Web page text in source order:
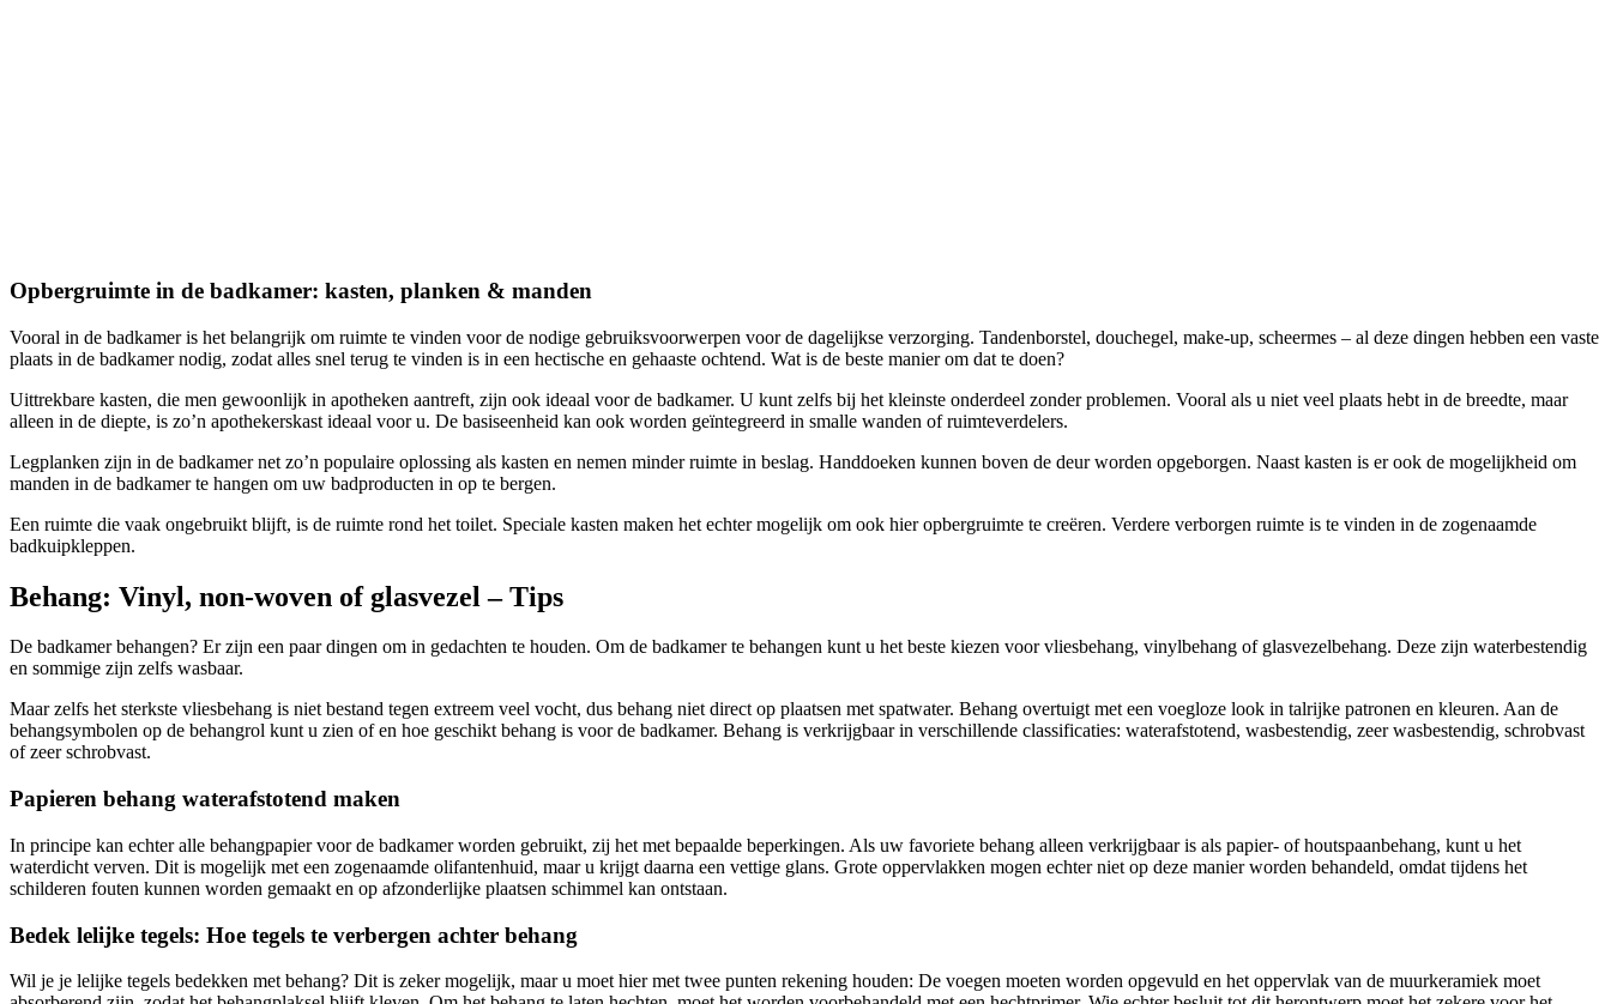
Opbergruimte in de badkamer: kasten, planken & manden
Vooral in de badkamer is het belangrijk om ruimte te vinden voor de nodige gebruiksvoorwerpen voor de dagelijkse verzorging. Tandenborstel, douchegel, make-up, scheermes – al deze dingen hebben een vaste
plaats in de badkamer nodig, zodat alles snel terug te vinden is in een hectische en gehaaste ochtend. Wat is de beste manier om dat te doen?
Uittrekbare kasten, die men gewoonlijk in apotheken aantreft, zijn ook ideaal voor de badkamer. U kunt zelfs bij het kleinste onderdeel zonder problemen. Vooral als u niet veel plaats hebt in de breedte, maar
alleen in de diepte, is zo’n apothekerskast ideaal voor u. De basiseenheid kan ook worden geïntegreerd in smalle wanden of ruimteverdelers.
Legplanken zijn in de badkamer net zo’n populaire oplossing als kasten en nemen minder ruimte in beslag. Handdoeken kunnen boven de deur worden opgeborgen. Naast kasten is er ook de mogelijkheid om
manden in de badkamer te hangen om uw badproducten in op te bergen.
Een ruimte die vaak ongebruikt blijft, is de ruimte rond het toilet. Speciale kasten maken het echter mogelijk om ook hier opbergruimte te creëren. Verdere verborgen ruimte is te vinden in de zogenaamde
badkuipkleppen.
Behang: Vinyl, non-woven of glasvezel – Tips
De badkamer behangen? Er zijn een paar dingen om in gedachten te houden. Om de badkamer te behangen kunt u het beste kiezen voor vliesbehang, vinylbehang of glasvezelbehang. Deze zijn waterbestendig
en sommige zijn zelfs wasbaar.
Maar zelfs het sterkste vliesbehang is niet bestand tegen extreem veel vocht, dus behang niet direct op plaatsen met spatwater. Behang overtuigt met een voegloze look in talrijke patronen en kleuren. Aan de
behangsymbolen op de behangrol kunt u zien of en hoe geschikt behang is voor de badkamer. Behang is verkrijgbaar in verschillende classificaties: waterafstotend, wasbestendig, zeer wasbestendig, schrobvast
of zeer schrobvast.
Papieren behang waterafstotend maken
In principe kan echter alle behangpapier voor de badkamer worden gebruikt, zij het met bepaalde beperkingen. Als uw favoriete behang alleen verkrijgbaar is als papier- of houtspaanbehang, kunt u het
waterdicht verven. Dit is mogelijk met een zogenaamde olifantenhuid, maar u krijgt daarna een vettige glans. Grote oppervlakken mogen echter niet op deze manier worden behandeld, omdat tijdens het
schilderen fouten kunnen worden gemaakt en op afzonderlijke plaatsen schimmel kan ontstaan.
Bedek lelijke tegels: Hoe tegels te verbergen achter behang
Wil je je lelijke tegels bedekken met behang? Dit is zeker mogelijk, maar u moet hier met twee punten rekening houden: De voegen moeten worden opgevuld en het oppervlak van de muurkeramiek moet